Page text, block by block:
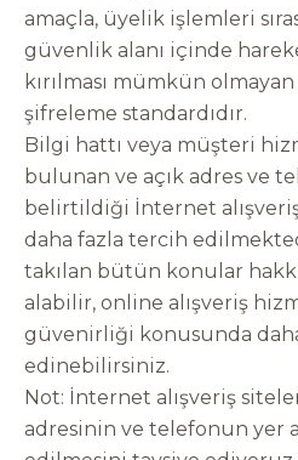
amaçla, üyelik işlemleri
güvenlik alanı içinde
kırılması mümkün
şifreleme standardıdır.
Bilgi hattı veya müşteri
bulunan ve açık adres ve
belirtildiği İnternet
daha fazla tercih
takılan bütün konular
alabilir, online alışveriş
güvenirliği konusunda
edinebilirsiniz.
Not: İnternet alışveriş
adresinin ve telefonun yer